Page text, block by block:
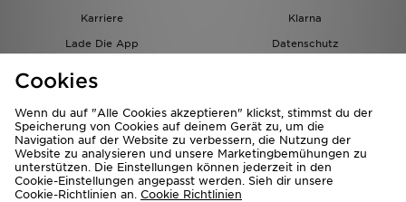
Karriere
Klarna
Lade Die App
Datenschutz
Cookies
Wenn du auf "Alle Cookies akzeptieren" klickst, stimmst du der
Speicherung von Cookies auf deinem Gerät zu, um die
Navigation auf der Website zu verbessern, die Nutzung der
Website zu analysieren und unsere Marketingbemühungen zu
unterstützen. Die Einstellungen können jederzeit in den
Cookie-Einstellungen angepasst werden. Sieh dir unsere
Cookie-Richtlinien an. Cookie Richtlinien